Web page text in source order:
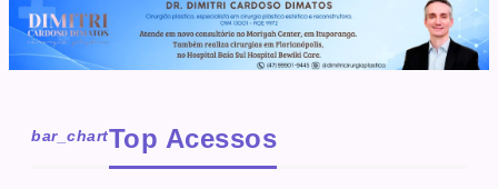
bar_chartTop Acessos